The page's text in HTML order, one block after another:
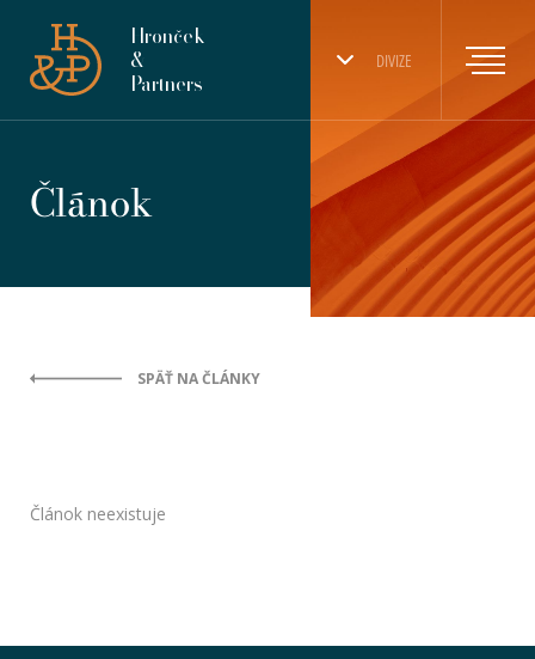
DIVIZE
Hronček
&
Partners
Článok
SPÄŤ NA ČLÁNKY
Článok neexistuje